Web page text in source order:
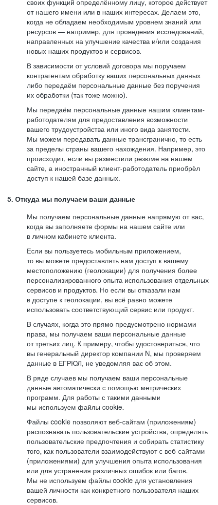
своих функций определённому лицу, которое действует
от нашего имени или в наших интересах. Делаем это,
когда не обладаем необходимым уровнем знаний или
ресурсов — например, для проведения исследований,
направленных на улучшение качества и/или создания
новых наших продуктов и сервисов.
В зависимости от условий договора мы поручаем
контрагентам обработку ваших персональных данных
либо передаём персональные данные без поручения
их обработки (так тоже можно).
Мы передаём персональные данные нашим клиентам-
работодателям для предоставления возможности
вашего трудоустройства или иного вида занятости.
Мы можем передавать данные трансгранично, то есть
за пределы страны вашего нахождения. Например, это
происходит, если вы разместили резюме на нашем
сайте, а иностранный клиент-работодатель приобрёл
доступ к нашей базе данных.
5. Откуда мы получаем ваши данные
Мы получаем персональные данные напрямую от вас,
когда вы заполняете формы на нашем сайте или
в личном кабинете клиента.
Если вы пользуетесь мобильным приложением,
то вы можете предоставлять нам доступ к вашему
местоположению (геолокации) для получения более
персонализированного опыта использования отдельных
сервисов и продуктов. Но если вы отказали нам
в доступе к геолокации, вы всё равно можете
использовать соответствующий сервис или продукт.
В случаях, когда это прямо предусмотрено нормами
права, мы получаем ваши персональные данные
от третьих лиц. К примеру, чтобы удостовериться, что
вы генеральный директор компании N, мы проверяем
данные в ЕГРЮЛ, не уведомляя вас об этом.
В ряде случаев мы получаем ваши персональные
данные автоматически с помощью метрических
программ. Для работы с такими данными
мы используем файлы cookie.
Файлы cookie позволяют веб-сайтам (приложениям)
распознавать пользовательские устройства, определять
пользовательские предпочтения и собирать статистику
того, как пользователи взаимодействуют с веб-сайтами
(приложениями) для улучшения опыта использования
или для устранения различных ошибок или багов.
Мы не используем файлы cookie для установления
вашей личности как конкретного пользователя наших
сервисов.